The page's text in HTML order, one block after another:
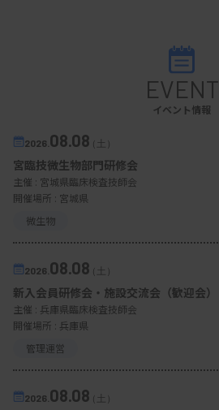
EVENT
イベント情報
2026. 08.08（土）
宮臨技微生物部門研修会
主催 : 宮城県臨床検査技師会
開催場所 : 宮城県
微生物
2026. 08.08（土）
新入会員研修会・施設交流会（歓迎会）
主催 : 兵庫県臨床検査技師会
開催場所 : 兵庫県
管理運営
2026. 08.08（土）